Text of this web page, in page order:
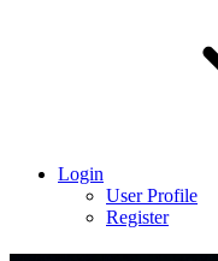
Login
User Profile
Register